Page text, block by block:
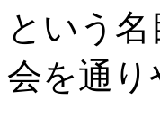
という
会を通